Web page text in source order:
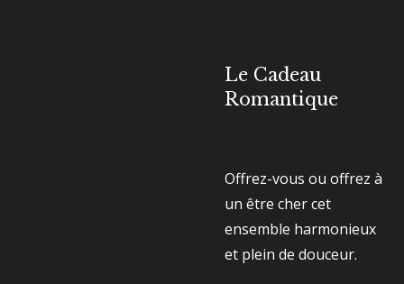
Le Cadeau
Romantique
Offrez-vous ou offrez à
un être cher cet
ensemble harmonieux
et plein de douceur.